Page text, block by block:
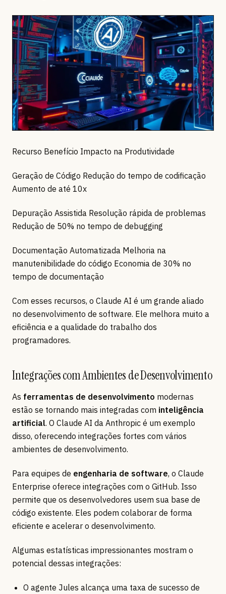
Recurso Benefício Impacto na Produtividade
Geração de Código Redução do tempo de codificação
Aumento de até 10x
Depuração Assistida Resolução rápida de problemas
Redução de 50% no tempo de debugging
Documentação Automatizada Melhoria na
manutenibilidade do código Economia de 30% no
tempo de documentação
Com esses recursos, o Claude AI é um grande aliado
no desenvolvimento de software. Ele melhora muito a
eficiência e a qualidade do trabalho dos
programadores.
Integrações com Ambientes de Desenvolvimento
As ferramentas de desenvolvimento modernas
estão se tornando mais integradas com inteligência
artificial. O Claude AI da Anthropic é um exemplo
disso, oferecendo integrações fortes com vários
ambientes de desenvolvimento.
Para equipes de engenharia de software, o Claude
Enterprise oferece integrações com o GitHub. Isso
permite que os desenvolvedores usem sua base de
código existente. Eles podem colaborar de forma
eficiente e acelerar o desenvolvimento.
Algumas estatísticas impressionantes mostram o
potencial dessas integrações:
O agente Jules alcança uma taxa de sucesso de